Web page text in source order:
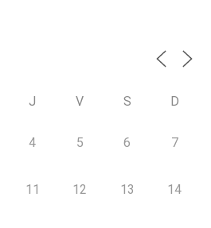
J V S D
4 5 6 7
11 12 13 14